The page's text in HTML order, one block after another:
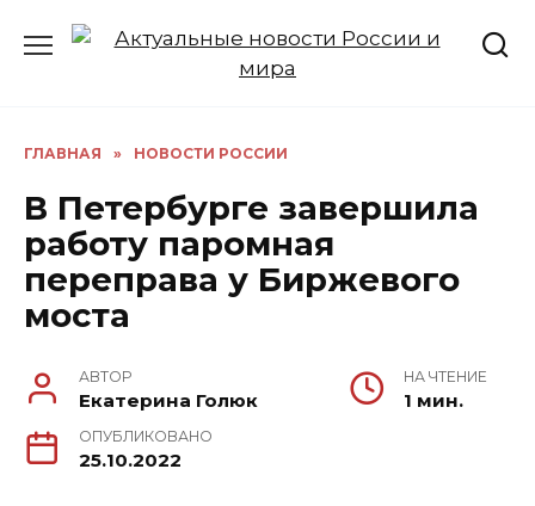
ГЛАВНАЯ » НОВОСТИ РОССИИ
В Петербурге завершила
работу паромная
переправа у Биржевого
моста
АВТОР
Екатерина Голюк
НА ЧТЕНИЕ
1 мин.
ОПУБЛИКОВАНО
25.10.2022